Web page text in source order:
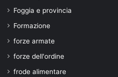
Foggia e provincia
Formazione
forze armate
forze dell'ordine
frode alimentare